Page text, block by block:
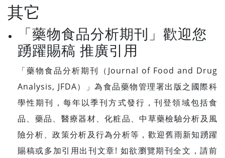
其它
「藥物食品分析期刊」歡迎您
踴躍賜稿 推廣引用
「藥物食品分析期刊（Journal of Food and Drug
Analysis, JFDA）」為食品藥物管理署出版之國際科
學性期刊，每年以季刊方式發行，刊登領域包括食
品、藥品、醫療器材、化粧品、中草藥檢驗分析及風
險分析、政策分析及行為分析等，歡迎舊雨新知踴躍
賜稿或多加引用出刊文章! 如欲瀏覽期刊全文，請前